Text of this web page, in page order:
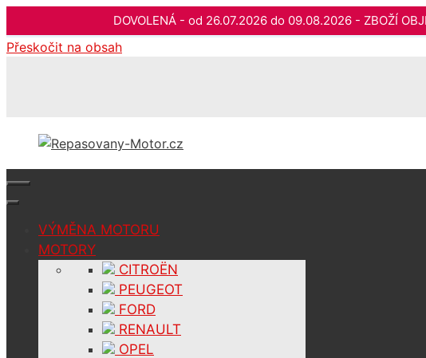
DOVOLENÁ - od 26.07.2026 do 09.08.2026 - ZBOŽÍ
Přeskočit na obsah
VÝMĚNA MOTORU
MOTORY
CITROËN
PEUGEOT
FORD
RENAULT
OPEL